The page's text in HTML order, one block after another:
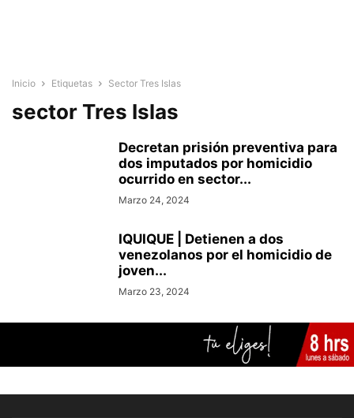
Inicio Etiquetas Sector Tres Islas
sector Tres Islas
Decretan prisión preventiva para
dos imputados por homicidio
ocurrido en sector...
Marzo 24, 2024
IQUIQUE | Detienen a dos
venezolanos por el homicidio de
joven...
Marzo 23, 2024